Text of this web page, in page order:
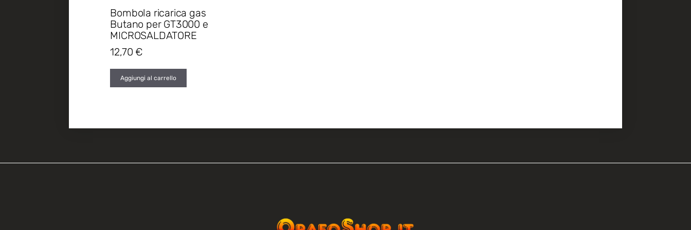
Bombola ricarica gas
Butano per GT3000 e
MICROSALDATORE
12,70 €
Aggiungi al carrello